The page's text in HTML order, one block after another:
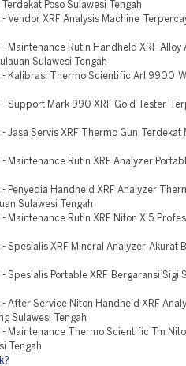
Poso Sulawesi Tengah
Vendor XRF Analysis Machine
Maintenance Rutin Handheld XRF Alloy
Sulawesi Tengah
- Kalibrasi Thermo Scientific Arl 9900
Support Mark 990 XRF Gold Tester
Jasa Servis XRF Thermo Gun Terdekat
Maintenance Rutin XRF Analyzer
Penyedia Handheld XRF Analyzer
Sulawesi Tengah
Maintenance Rutin XRF Niton Xl5
Spesialis XRF Mineral Analyzer Akurat
Spesialis Portable XRF Bergaransi Sigi
After Service Niton Handheld XRF
Sulawesi Tengah
Maintenance Thermo Scientific Tm
Tengah